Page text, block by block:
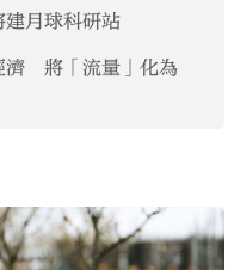
月球科研站
濟 將「流量」化為